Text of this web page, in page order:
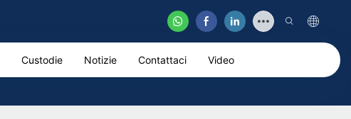
Custodie Notizie Contattaci Video